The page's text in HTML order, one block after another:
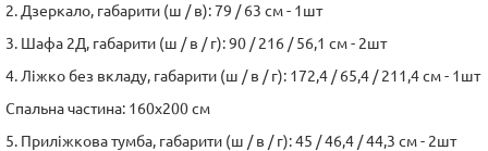
2. Дзеркало, габарити (ш / в): 79 / 63 см - 1шт
3. Шафа 2Д, габарити (ш / в / г): 90 / 216 / 56,1 см - 2шт
4. Ліжко без вкладу, габарити (ш / в / г): 172,4 / 65,4 / 211,4 см - 1шт
Спальна частина: 160х200 см
5. Приліжкова тумба, габарити (ш / в / г): 45 / 46,4 / 44,3 см - 2шт